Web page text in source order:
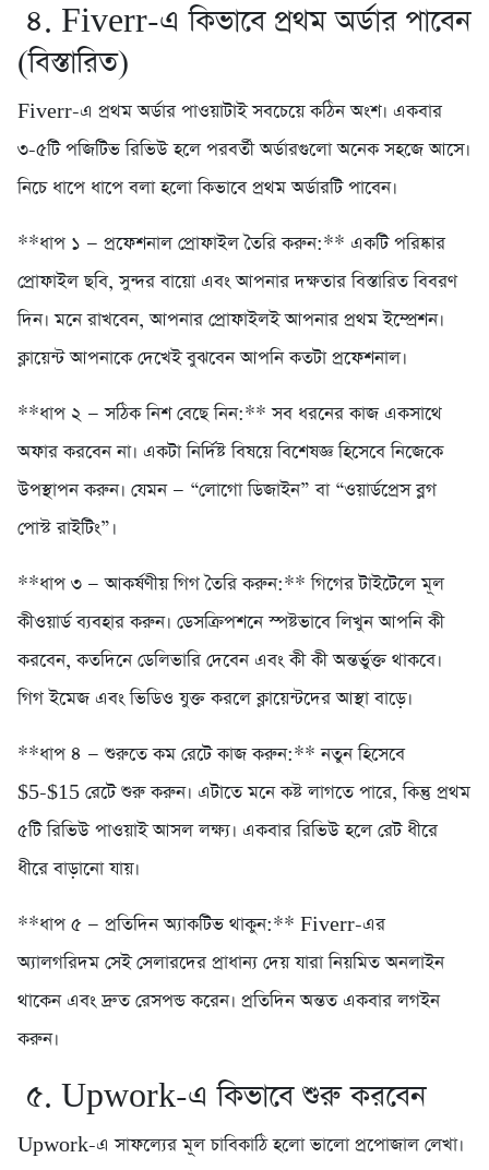
৪. Fiverr-এ কিভাবে প্রথম অর্ডার পাবেন
(বিস্তারিত)
Fiverr-এ প্রথম অর্ডার পাওয়াটাই সবচেয়ে কঠিন অংশ। একবার
৩-৫টি পজিটিভ রিভিউ হলে পরবর্তী অর্ডারগুলো অনেক সহজে আসে।
নিচে ধাপে ধাপে বলা হলো কিভাবে প্রথম অর্ডারটি পাবেন।
**ধাপ ১ — প্রফেশনাল প্রোফাইল তৈরি করুন:** একটি পরিষ্কার
প্রোফাইল ছবি, সুন্দর বায়ো এবং আপনার দক্ষতার বিস্তারিত বিবরণ
দিন। মনে রাখবেন, আপনার প্রোফাইলই আপনার প্রথম ইম্প্রেশন।
ক্লায়েন্ট আপনাকে দেখেই বুঝবেন আপনি কতটা প্রফেশনাল।
**ধাপ ২ — সঠিক নিশ বেছে নিন:** সব ধরনের কাজ একসাথে
অফার করবেন না। একটা নির্দিষ্ট বিষয়ে বিশেষজ্ঞ হিসেবে নিজেকে
উপস্থাপন করুন। যেমন — “লোগো ডিজাইন” বা “ওয়ার্ডপ্রেস ব্লগ
পোস্ট রাইটিং”।
**ধাপ ৩ — আকর্ষণীয় গিগ তৈরি করুন:** গিগের টাইটেলে মূল
কীওয়ার্ড ব্যবহার করুন। ডেসক্রিপশনে স্পষ্টভাবে লিখুন আপনি কী
করবেন, কতদিনে ডেলিভারি দেবেন এবং কী কী অন্তর্ভুক্ত থাকবে।
গিগ ইমেজ এবং ভিডিও যুক্ত করলে ক্লায়েন্টদের আস্থা বাড়ে।
**ধাপ ৪ — শুরুতে কম রেটে কাজ করুন:** নতুন হিসেবে
$5-$15 রেটে শুরু করুন। এটাতে মনে কষ্ট লাগতে পারে, কিন্তু প্রথম
৫টি রিভিউ পাওয়াই আসল লক্ষ্য। একবার রিভিউ হলে রেট ধীরে
ধীরে বাড়ানো যায়।
**ধাপ ৫ — প্রতিদিন অ্যাকটিভ থাকুন:** Fiverr-এর
অ্যালগরিদম সেই সেলারদের প্রাধান্য দেয় যারা নিয়মিত অনলাইন
থাকেন এবং দ্রুত রেসপন্ড করেন। প্রতিদিন অন্তত একবার লগইন
করুন।
৫. Upwork-এ কিভাবে শুরু করবেন
Upwork-এ সাফল্যের মূল চাবিকাঠি হলো ভালো প্রপোজাল লেখা।